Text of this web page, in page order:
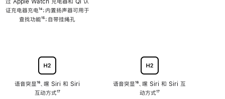
过 Apple Watch 充电器和 Qi 认
证充电器充电脚
注
¹⁴；内置扬声器可用于
查找功能脚
¹⁵；自带挂绳孔
语音突显脚
注
¹⁶、嘿 Siri 和 Siri
互动方式脚
¹⁷
语音突显脚
注
¹⁶、嘿 Siri 和 Siri 互
动方式脚
¹⁷